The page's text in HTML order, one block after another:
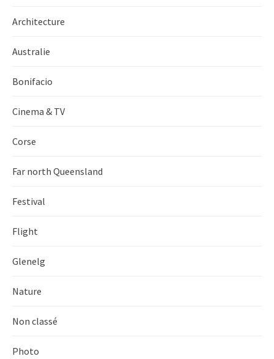
Architecture
Australie
Bonifacio
Cinema & TV
Corse
Far north Queensland
Festival
Flight
Glenelg
Nature
Non classé
Photo